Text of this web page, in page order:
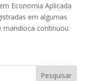
Economia Aplicada
em algumas
mandioca continuou
Pesquisar